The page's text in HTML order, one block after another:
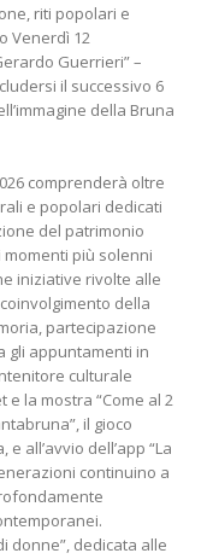
riti popolari e
Venerdì 12
Guerrieri” –
il successivo 6
della Bruna
comprenderà oltre
e popolari dedicati
del patrimonio
momenti più solenni
iniziative rivolte alle
della
partecipazione
gli appuntamenti in
culturale
la mostra “Come al 2
il gioco
all’avvio dell’app “La
continuino a
donne”, dedicata alle